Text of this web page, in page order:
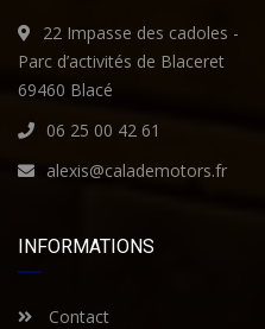
22 Impasse des cadoles -
Parc d’activités de Blaceret
69460 Blacé
06 25 00 42 61
alexis@calademotors.fr
INFORMATIONS
Contact